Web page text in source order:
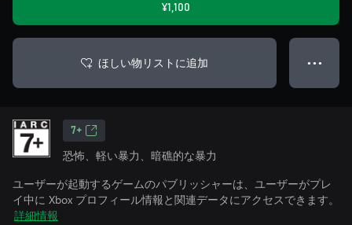
¥1,100
ほしい物リストに追加 ● ● ●
7+
恐怖、軽い暴力、暗礁的な暴力
ユーザーが起動するゲームのパブリッシャーは、ユーザーがプレ
イ中に Xbox プロフィール情報と関連データにアクセスできます。
詳細情報